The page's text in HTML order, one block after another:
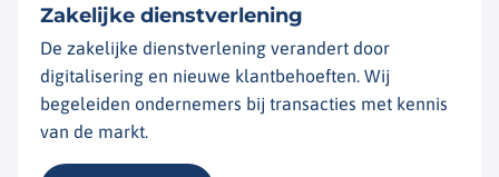
Zakelijke dienstverlening
De zakelijke dienstverlening verandert door
digitalisering en nieuwe klantbehoeften. Wij
begeleiden ondernemers bij transacties met kennis
van de markt.